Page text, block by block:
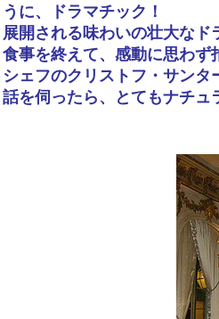
うに、ドラマチック！
展開される味わいの壮大な
食事を終えて、感動に思わず
シェフのクリストフ・サン
話を伺ったら、とてもナチュ